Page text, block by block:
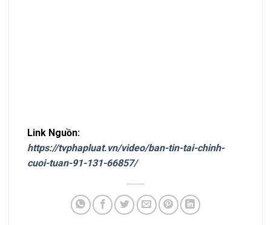
Link Nguồn:
https://tvphapluat.vn/video/ban-tin-tai-chinh-
cuoi-tuan-91-131-66857/